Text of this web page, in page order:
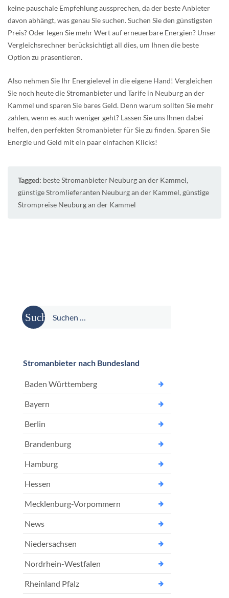
keine pauschale Empfehlung aussprechen, da der beste Anbieter
davon abhängt, was genau Sie suchen. Suchen Sie den günstigsten
Preis? Oder legen Sie mehr Wert auf erneuerbare Energien? Unser
Vergleichsrechner berücksichtigt all dies, um Ihnen die beste
Option zu präsentieren.
Also nehmen Sie Ihr Energielevel in die eigene Hand! Vergleichen
Sie noch heute die Stromanbieter und Tarife in Neuburg an der
Kammel und sparen Sie bares Geld. Denn warum sollten Sie mehr
zahlen, wenn es auch weniger geht? Lassen Sie uns Ihnen dabei
helfen, den perfekten Stromanbieter für Sie zu finden. Sparen Sie
Energie und Geld mit ein paar einfachen Klicks!
Tagged: beste Stromanbieter Neuburg an der Kammel,
günstige Stromlieferanten Neuburg an der Kammel, günstige
Strompreise Neuburg an der Kammel
Suche
nach:
Stromanbieter nach Bundesland
Baden Württemberg
Bayern
Berlin
Brandenburg
Hamburg
Hessen
Mecklenburg-Vorpommern
News
Niedersachsen
Nordrhein-Westfalen
Rheinland Pfalz